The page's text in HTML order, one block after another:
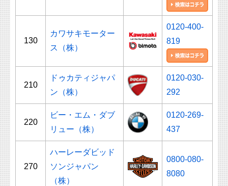
130
カワサキモーター
ス（株）
0120-400-
819
210
ドゥカティジャパ
ン（株）
0120-030-
292
220
ビー・エム・ダブ
リュー（株）
0120-269-
437
270
ハーレーダビッド
ソンジャパン
（株）
0800-080-
8080